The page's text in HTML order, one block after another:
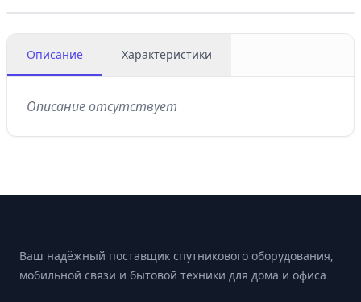
Описание Характеристики
Описание отсутствует
Ваш надёжный поставщик спутникового оборудования,
мобильной связи и бытовой техники для дома и офиса